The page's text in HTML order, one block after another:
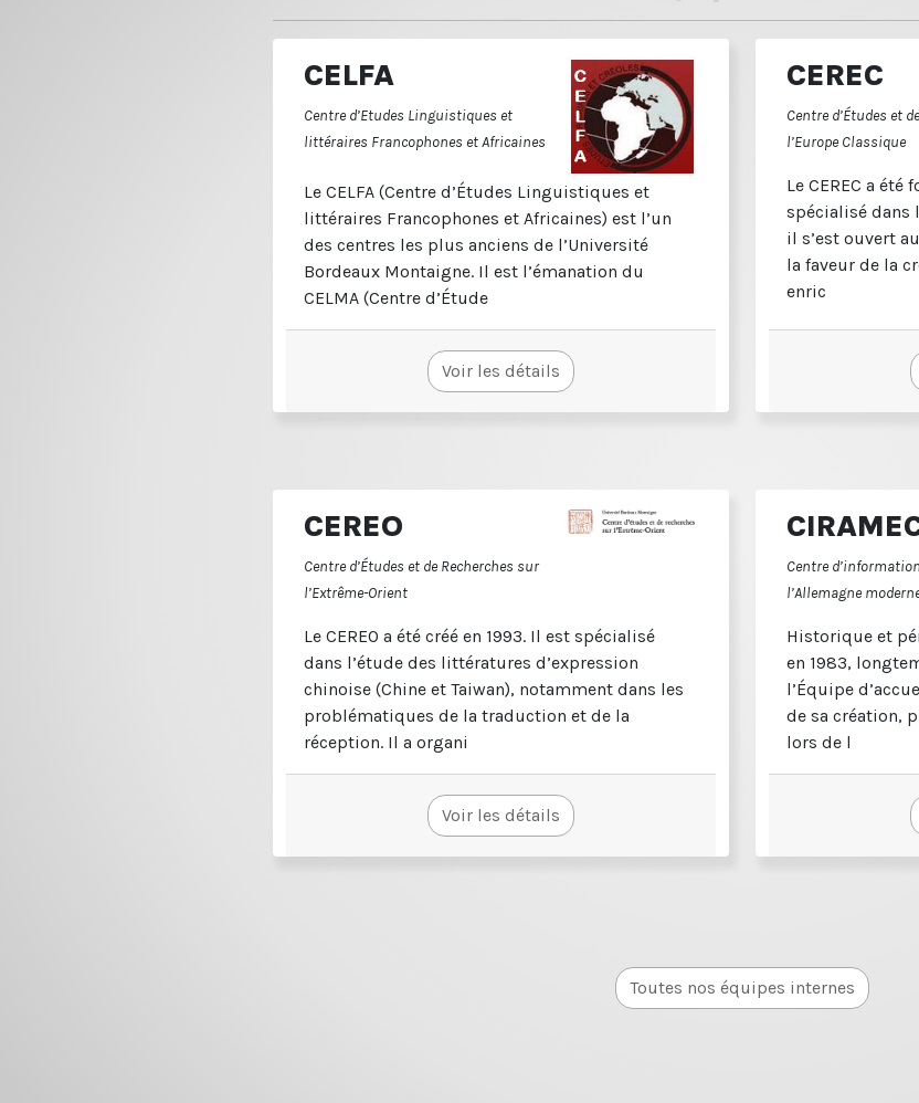
CELFA
Centre d’Etudes Linguistiques et
littéraires Francophones et Africaines
Le CELFA (Centre d’Études Linguistiques et
littéraires Francophones et Africaines) est l’un
des centres les plus anciens de l’Université
Bordeaux Montaigne. Il est l’émanation du
CELMA (Centre d’Étude
Voir les détails
CEREC
Centre d’Études et
l’Europe Classique
Le CEREC a été
spécialisé dans
il s’est ouvert
la faveur de la
enric
CEREO
Centre d’Études et de Recherches sur
l’Extrême-Orient
Le CEREO a été créé en 1993. Il est spécialisé
dans l’étude des littératures d’expression
chinoise (Chine et Taiwan), notamment dans les
problématiques de la traduction et de la
réception. Il a organi
Voir les détails
Centre
l’Allemagne
Historique et
en 1983,
l’Équipe
de sa création,
lors de l
Toutes nos équipes internes